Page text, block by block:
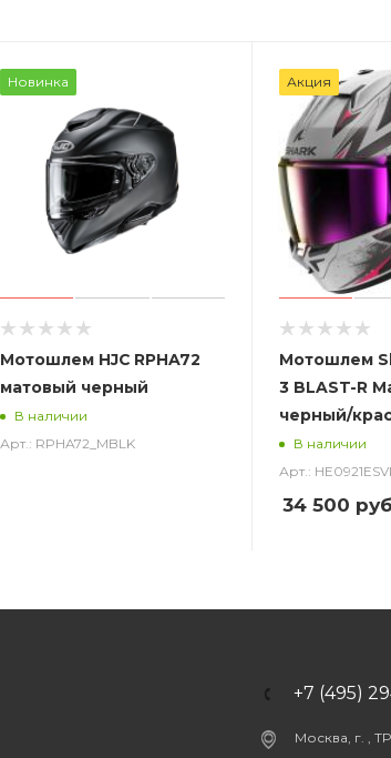
Новинка
Мотошлем HJC RPHA72
матовый черный
В наличии
Арт.: RPHA72_MBLK
Акция
Мотошлем
3 BLAST-R
черный/
В наличии
Арт.:
34 500
+7 (495)
Москва, г. ,